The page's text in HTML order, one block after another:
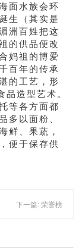
面水族会环
生（其实是
洲百姓把这
的供品便改
妈祖的博爱
百年的传承
的工艺，形
品造型艺术。
等各方面都
多以面粉、
鲜、果蔬，
便于保存供
下一篇: 荣誉榜